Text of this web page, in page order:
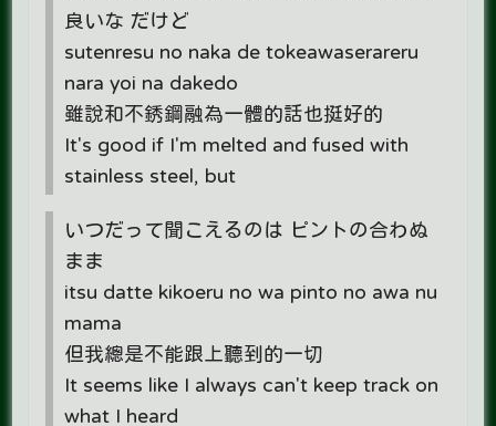
良いな だけど
sutenresu no naka de tokeawaserareru
nara yoi na dakedo
雖說和不銹鋼融為一體的話也挺好的
It's good if I'm melted and fused with
stainless steel, but
いつだって聞こえるのは ピントの合わぬ
まま
itsu datte kikoeru no wa pinto no awa nu
mama
但我總是不能跟上聽到的一切
It seems like I always can't keep track on
what I heard